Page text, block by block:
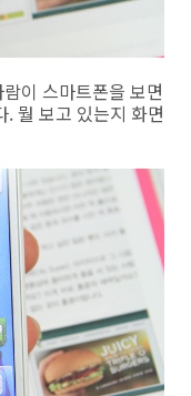
이 스마트폰을 보면
뭘 보고 있는지 화면